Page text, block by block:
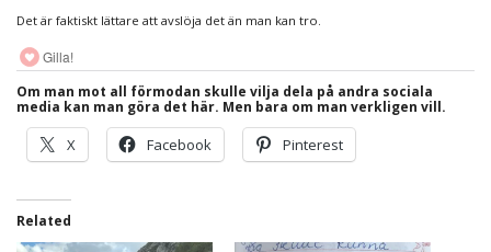
Det är faktiskt lättare att avslöja det än man kan tro.
Gilla!
Om man mot all förmodan skulle vilja dela på andra sociala
media kan man göra det här. Men bara om man verkligen vill.
X Facebook Pinterest
Related